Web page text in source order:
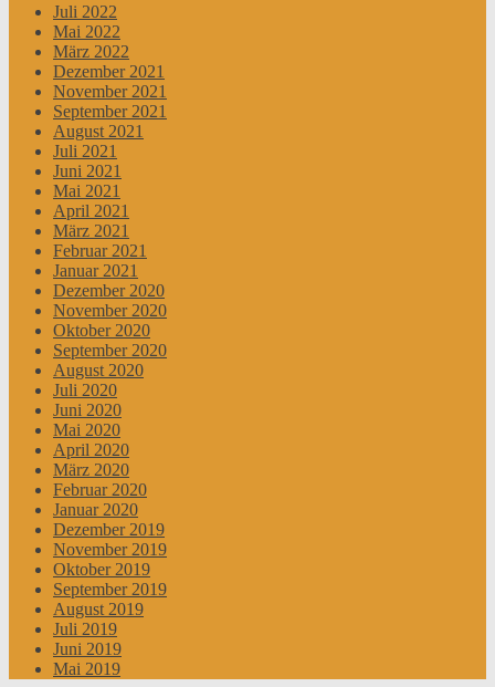
Juli 2022
Mai 2022
März 2022
Dezember 2021
November 2021
September 2021
August 2021
Juli 2021
Juni 2021
Mai 2021
April 2021
März 2021
Februar 2021
Januar 2021
Dezember 2020
November 2020
Oktober 2020
September 2020
August 2020
Juli 2020
Juni 2020
Mai 2020
April 2020
März 2020
Februar 2020
Januar 2020
Dezember 2019
November 2019
Oktober 2019
September 2019
August 2019
Juli 2019
Juni 2019
Mai 2019